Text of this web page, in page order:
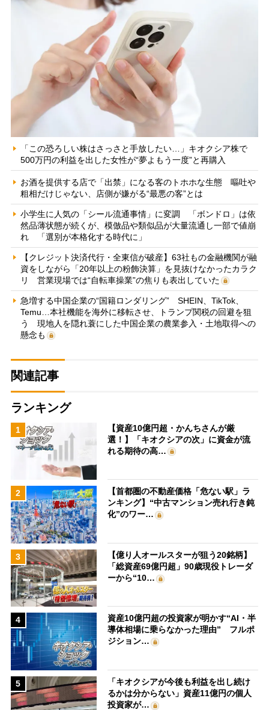
「この恐ろしい株はさっさと手放したい…」キオクシア株で
500万円の利益を出した女性が“夢よもう一度”と再購入
お酒を提供する店で「出禁」になる客のトホホな生態 嘔吐や
粗相だけじゃない、店側が嫌がる“最悪の客”とは
小学生に人気の「シール流通事情」に変調 「ボンドロ」は依
然品薄状態が続くが、模倣品や類似品が大量流通し一部で値崩
れ 「選別が本格化する時代に」
【クレジット決済代行・全東信が破産】63社もの金融機関が融
資をしながら「20年以上の粉飾決算」を見抜けなかったカラク
リ 営業現場では“自転車操業”の焦りも表出していた
急増する中国企業の“国籍ロンダリング” SHEIN、TikTok、
Temu…本社機能を海外に移転させ、トランプ関税の回避を狙
う 現地人を隠れ蓑にした中国企業の農業参入・土地取得への
懸念も
関連記事
ランキング
1
【資産10億円超・かんちさんが厳
選！】「キオクシアの次」に資金が流
れる期待の高…
2
【首都圏の不動産価格「危ない駅」ラ
ンキング】“中古マンション売れ行き鈍
化”のワー…
3
【億り人オールスターが狙う20銘柄】
「総資産69億円超」90歳現役トレーダ
ーから“10…
4
資産10億円超の投資家が明かす“AI・半
導体相場に乗らなかった理由” フルポ
ジション…
5
「キオクシアが今後も利益を出し続け
るかは分からない」資産11億円の個人
投資家が…